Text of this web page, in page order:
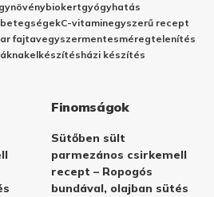
biokertgyógyhatás
betegségekC-vitaminegyszerű recept
fajtavegyszermentesméregtelenítés
elkészítésházi készítés
Finomságok
Sütőben sült
parmezános csirkemell
recept – Ropogós
bundával, olajban sütés